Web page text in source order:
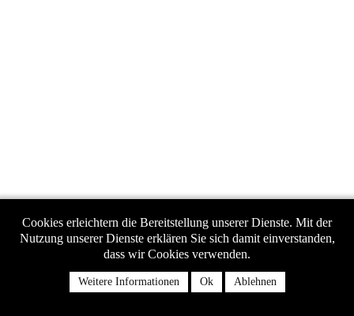
Cookies erleichtern die Bereitstellung unserer Dienste. Mit der
Nutzung unserer Dienste erklären Sie sich damit einverstanden,
dass wir Cookies verwenden.
Weitere Informationen Ok Ablehnen